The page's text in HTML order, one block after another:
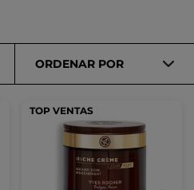
ORDENAR POR
TOP VENTAS